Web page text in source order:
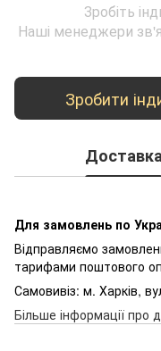
Зробіть
Наші менеджери
Зробити
Для замовлень по
Відправляємо
тарифами поштового
Самовивіз: м. Харків,
Більше інформації про